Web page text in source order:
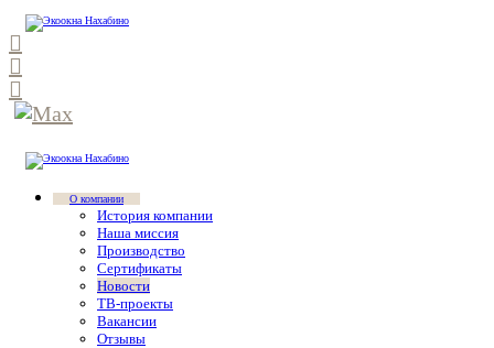
О компании
История компании
Наша миссия
Производство
Сертификаты
Новости
ТВ-проекты
Вакансии
Отзывы